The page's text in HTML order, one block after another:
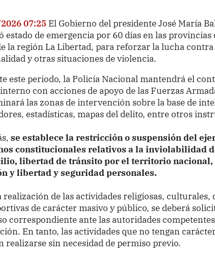
07:25 El Gobierno del presidente José María
estado de emergencia por 60 días en las
la región La Libertad, para reforzar la lucha contra
y otras situaciones de violencia.
este periodo, la Policía Nacional mantendrá el
con acciones de apoyo de las Fuerzas
las zonas de intervención sobre la base de
estadísticas, mapas del delito, entre otros
se establece la restricción o suspensión del
constitucionales relativos a la inviolabilidad
libertad de tránsito por el territorio
y libertad y seguridad personales.
realización de las actividades religiosas, culturales,
de carácter masivo y público, se deberá
correspondiente ante las autoridades
En tanto, las actividades que no tengan
realizarse sin necesidad de permiso previo.